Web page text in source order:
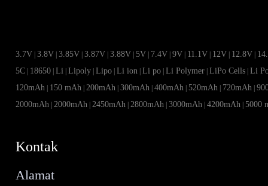
3.7V |3.8V |3.85V |3.87V |3.88V | 5V | 7.4V |9V | 11.1V | 12V | 12.8V |
5C | 18650 |Li |Lipoly |Lipo |Li ion |Li po |Li Polymer |LiPo Cells |Li
120mAh | 150 mAh |200mAh |300mAh |400mAh | 520mAh | 720mAh |
2000mAh |2000mAh |2450mAh |2800mAh |3000mAh |4200mAh | 5000
Kontak
Alamat